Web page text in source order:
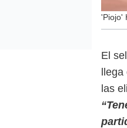
'Piojo'
El
llega
las